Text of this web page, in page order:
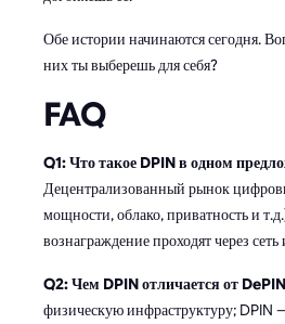
Обе истории начинаются сегодня.
них ты выберешь для себя?
FAQ
Q1: Что такое DPIN в одном
Децентрализованный рынок
мощности, облако, приватность и
вознаграждение проходят через
Q2: Чем DPIN отличается от
физическую инфраструктуру;